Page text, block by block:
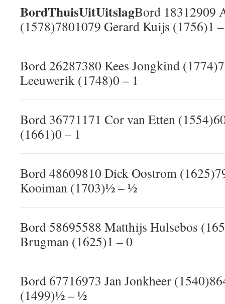
BordThuisUitUitslagBord 18312909
(1578)7801079 Gerard Kuijs (1756)1
Bord 26287380 Kees Jongkind
Leeuwerik (1748)0 – 1
Bord 36771171 Cor van Etten
(1661)0 – 1
Bord 48609810 Dick Oostrom
Kooiman (1703)½ – ½
Bord 58695588 Matthijs Hulsebos
Brugman (1625)1 – 0
Bord 67716973 Jan Jonkheer
(1499)½ – ½